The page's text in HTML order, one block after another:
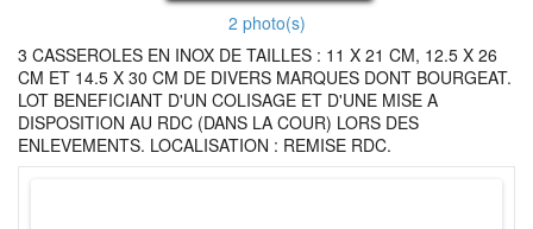
2 photo(s)
3 CASSEROLES EN INOX DE TAILLES : 11 X 21 CM, 12.5 X 26
CM ET 14.5 X 30 CM DE DIVERS MARQUES DONT BOURGEAT.
LOT BENEFICIANT D'UN COLISAGE ET D'UNE MISE A
DISPOSITION AU RDC (DANS LA COUR) LORS DES
ENLEVEMENTS. LOCALISATION : REMISE RDC.